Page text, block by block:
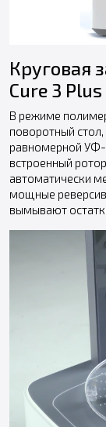
Круговая
Cure 3 Plus
В режиме
поворотный
равномерной УФ-
встроенный
автоматически
мощные
вымывают